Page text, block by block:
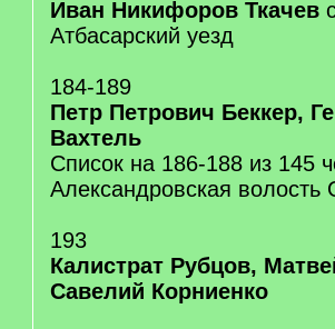
Иван Никифоров Ткачев
Атбасарский уезд
184-189
Петр Петрович Беккер,
Вахтель
Список на 186-188 из 145
Александровская волость
193
Калистрат Рубцов,
Савелий Корниенко